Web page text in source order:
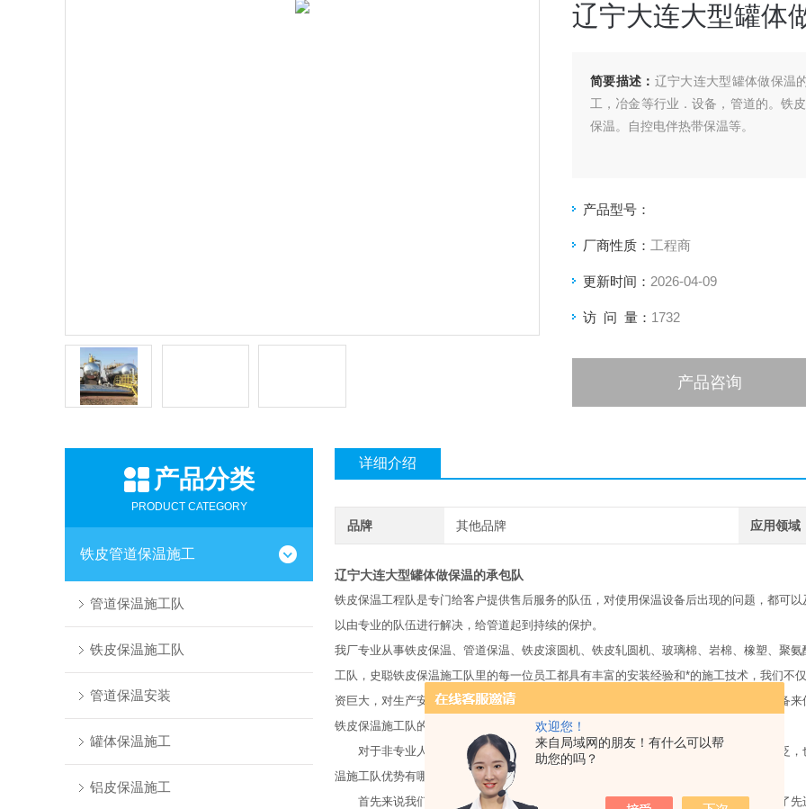
欢迎您！
来自局域网的朋友！有什么可以帮
助您的吗？
辽宁大连大型罐体
简要描述： 辽宁大连大型罐体做保温
工，冶金等行业．设备，管道的。铁
保温。自控电伴热带保温等。
产品型号：
厂商性质： 工程商
更新时间： 2026-04-09
访 问 量： 1732
产品咨询
产品分类
PRODUCT CATEGORY
铁皮管道保温施工
管道保温施工队
铁皮保温施工队
管道保温安装
罐体保温施工
铝皮保温施工
详细介绍
品牌 其他品牌 应用领域
辽宁大连大型罐体做保温的承包队
铁皮保温工程队是专门给客户提供售后服务的队伍，对使用保温设备后出现的问题，都可
以由专业的队伍进行解决，给管道起到持续的保护。
我厂专业从事铁皮保温、管道保温、铁皮滚圆机、铁皮轧圆机、玻璃棉、岩棉、橡塑、聚
工队，史聪铁皮保温施工队里的每一位员工都具有丰富的安装经验和*的施工技术，我们不
资巨大，对生产安装设备不断更新换代、技术改造，并且引进了美国先进的管道防腐设备
铁皮保温施工队的优势有哪些?
对于非专业人士来讲，对铁皮保温工程并不是十分的了解，但是其应用却十分的广泛，
温施工队优势有哪些呢?该如何正确的使用这种产品呢?
首先来说我们铁皮保温施工队所生产出的产品不仅深受消费者喜欢和青睐，还使用了先